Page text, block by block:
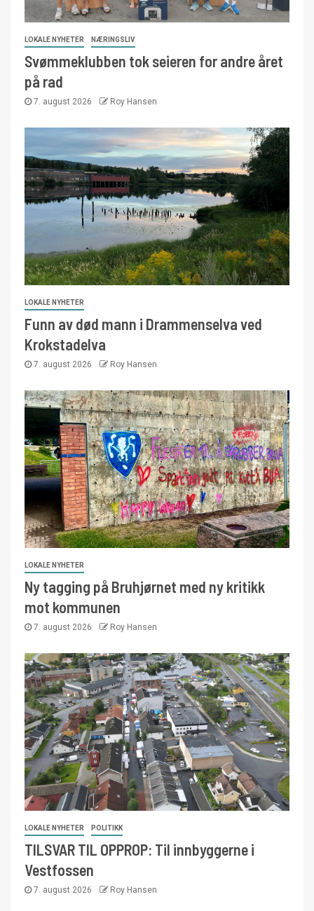
LOKALE NYHETER NÆRINGSLIV
Svømmeklubben tok seieren for andre året
på rad
7. august 2026 Roy Hansen
LOKALE NYHETER
Funn av død mann i Drammenselva ved
Krokstadelva
7. august 2026 Roy Hansen
LOKALE NYHETER
Ny tagging på Bruhjørnet med ny kritikk
mot kommunen
7. august 2026 Roy Hansen
LOKALE NYHETER POLITIKK
TILSVAR TIL OPPROP: Til innbyggerne i
Vestfossen
7. august 2026 Roy Hansen